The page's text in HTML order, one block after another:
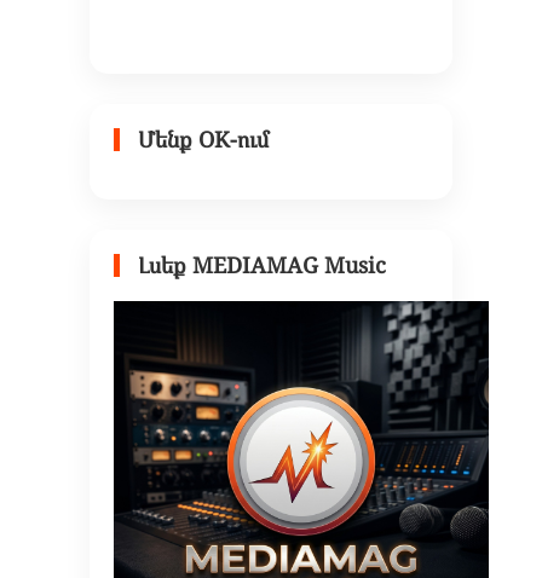
Մենք OK-ում
Լսեք MEDIAMAG Music